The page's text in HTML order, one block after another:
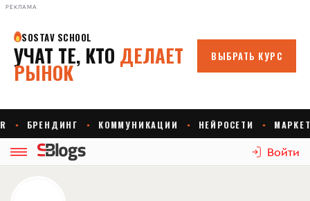
РЕКЛАМА
Войти